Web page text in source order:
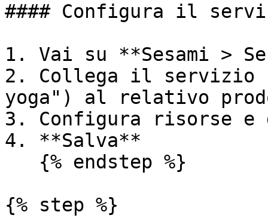
#### Configura il
1. Vai su **Sesami >
2. Collega il servizio
yoga") al relativo
3. Configura risorse
4. **Salva**
{% step %}